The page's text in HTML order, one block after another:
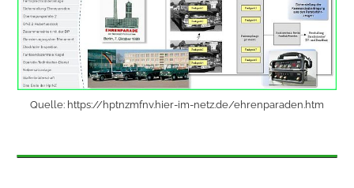
Quelle: https://hptnzmfnv.hier-im-netz.de/ehrenparaden.htm